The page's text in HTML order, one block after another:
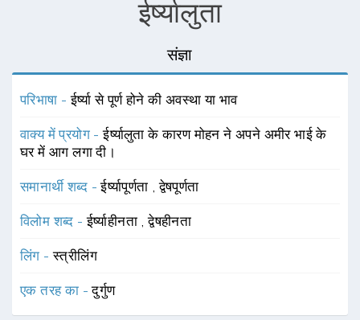
ईर्ष्यालुता
संज्ञा
परिभाषा -ईर्ष्या से पूर्ण होने की अवस्था या भाव
वाक्य में प्रयोग -ईर्ष्यालुता के कारण मोहन ने अपने अमीर भाई के
घर में आग लगा दी।
समानार्थी शब्द -ईर्ष्यापूर्णता ,द्वेषपूर्णता
विलोम शब्द -ईर्ष्याहीनता ,द्वेषहीनता
लिंग -स्त्रीलिंग
एक तरह का -दुर्गुण